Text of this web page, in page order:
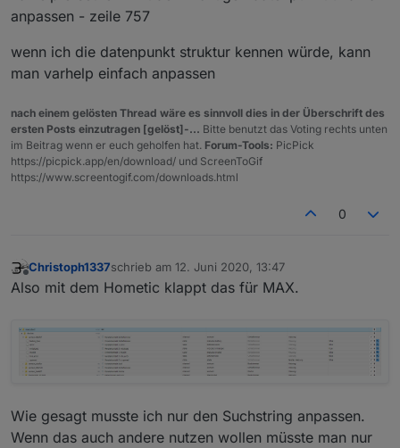
anpassen - zeile 757
wenn ich die datenpunkt struktur kennen würde, kann
man varhelp einfach anpassen
nach einem gelösten Thread wäre es sinnvoll dies in der Überschrift des
ersten Posts einzutragen [gelöst]-... Bitte benutzt das Voting rechts unten
im Beitrag wenn er euch geholfen hat. Forum-Tools: PicPick
https://picpick.app/en/download/ und ScreenToGif
https://www.screentogif.com/downloads.html
0
Offline
Christoph1337schrieb am 12. Juni 2020, 13:47
zuletzt editiert von
Also mit dem Hometic klappt das für MAX.
Wie gesagt musste ich nur den Suchstring anpassen.
Wenn das auch andere nutzen wollen müsste man nur